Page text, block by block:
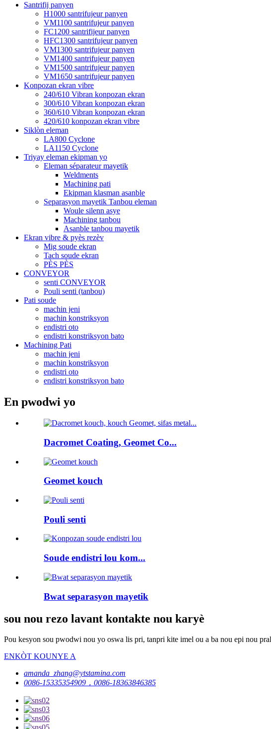
Santrifij panyen
H1000 santrifujeur panyen
VM1100 santrifujeur panyen
FC1200 santrifijeur panyen
HFC1300 santrifujeur panyen
VM1300 santrifujeur panyen
VM1400 santrifujeur panyen
VM1500 santrifujeur panyen
VM1650 santrifujeur panyen
Konpozan ekran vibre
240/610 Vibran konpozan ekran
300/610 Vibran konpozan ekran
360/610 Vibran konpozan ekran
420/610 konpozan ekran vibre
Siklòn eleman
LA800 Cyclone
LA1150 Cyclone
Triyay eleman ekipman yo
Eleman séparateur mayetik
Weldments
Machining pati
Ekipman klasman asanble
Separasyon mayetik Tanbou eleman
Woule silenn asye
Machining tanbou
Asanble tanbou mayetik
Ekran vibre & pyès rezèv
Mig soude ekran
Tach soude ekran
PÈS PÈS
CONVEYOR
senti CONVEYOR
Pouli senti (tanbou)
Pati soude
machin jeni
machin konstriksyon
endistri oto
endistri konstriksyon bato
Machining Pati
machin jeni
machin konstriksyon
endistri oto
endistri konstriksyon bato
En pwodwi yo
Dacromet Coating, Geomet Co...
Geomet kouch
Pouli senti
Soude endistri lou kom...
Bwat separasyon mayetik
sou nou rezo lavant kontakte nou karyè
Pou kesyon sou pwodwi nou yo oswa lis pri, tanpri kite imel ou a ba nou epi nou
ENKÒT KOUNYE A
amanda_zhang@ytstamina.com
0086-15335354909，0086-18363846385